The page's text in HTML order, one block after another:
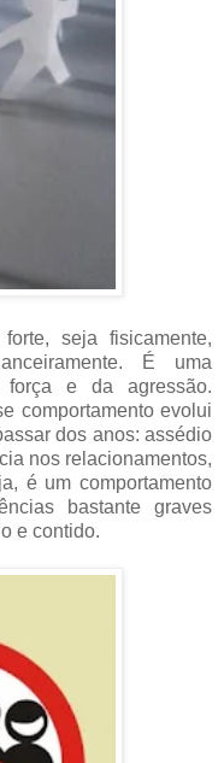
seja fisicamente,
É uma
e da agressão.
comportamento evolui
dos anos: assédio
nos relacionamentos,
é um comportamento
bastante graves
e contido.